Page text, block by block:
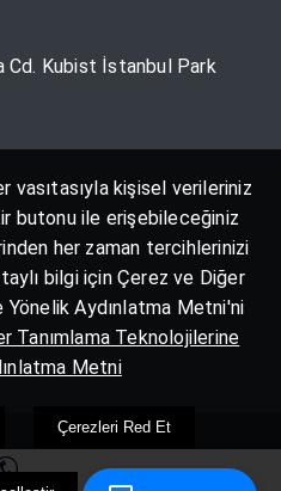
Cd. Kubist İstanbul Park
Her Hakkı saklıdır.
kişisel verileriniz
butonu ile erişebileceğiniz
her zaman tercihlerinizi
bilgi için Çerez ve Diğer
Yönelik Aydınlatma Metni'ni
Tanımlama Teknolojilerine
Metni
Çerezleri Red Et